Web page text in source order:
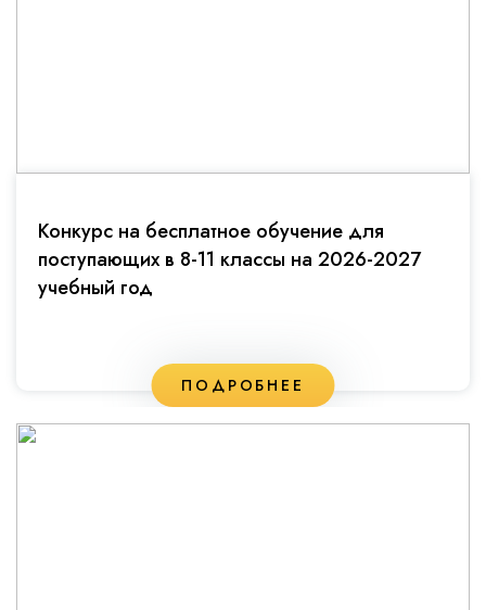
Конкурс на бесплатное обучение для
поступающих в 8-11 классы на 2026-2027
учебный год
ПОДРОБНЕЕ